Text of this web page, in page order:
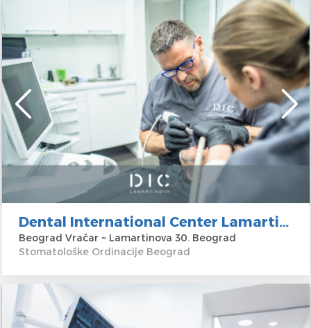
Dental International Center Lamartinova
Beograd Vračar ~ Lamartinova 30. Beograd
Stomatološke Ordinacije Beograd